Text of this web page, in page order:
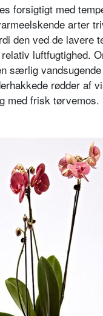
forsigtigt med
arter
den ved de lavere
luftfugtighed.
særlig
rødder af
med frisk tørvemos.